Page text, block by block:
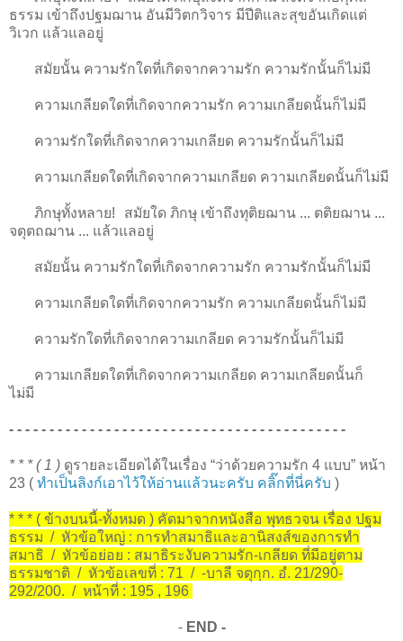
ธรรม เข้าถึงปฐมฌาน อันมีวิตกวิจาร มีปีติและสุขอันเกิดแต่
วิเวก แล้วแลอยู่
สมัยนั้น ความรักใดที่เกิดจากความรัก ความรักนั้นก็ไม่มี
ความเกลียดใดที่เกิดจากความรัก ความเกลียดนั้นก็ไม่มี
ความรักใดที่เกิดจากความเกลียด ความรักนั้นก็ไม่มี
ความเกลียดใดที่เกิดจากความเกลียด ความเกลียดนั้นก็ไม่มี
ภิกษุทั้งหลาย! สมัยใด ภิกษุ เข้าถึงทุติยฌาน ... ตติยฌาน ...
จตุตถฌาน ... แล้วแลอยู่
สมัยนั้น ความรักใดที่เกิดจากความรัก ความรักนั้นก็ไม่มี
ความเกลียดใดที่เกิดจากความรัก ความเกลียดนั้นก็ไม่มี
ความรักใดที่เกิดจากความเกลียด ความรักนั้นก็ไม่มี
ความเกลียดใดที่เกิดจากความเกลียด ความเกลียดนั้นก็
ไม่มี
- - - - - - - - - - - - - - - - - - - - - - - - - - - - - - - - - - - - - - - - - -
* * * ( 1 ) ดูรายละเอียดได้ในเรื่อง “ว่าด้วยความรัก 4 แบบ” หน้า
23 ( ทำเป็นลิงก์เอาไว้ให้อ่านแล้วนะครับ คลิ๊กที่นี่ครับ )
* * * ( ข้างบนนี้-ทั้งหมด ) คัดมาจากหนังสือ พุทธวจน เรื่อง ปฐม
ธรรม / หัวข้อใหญ่ : การทำสมาธิและอานิสงส์ของการทำ
สมาธิ / หัวข้อย่อย : สมาธิระงับความรัก-เกลียด ที่มีอยู่ตาม
ธรรมชาติ / หัวข้อเลขที่ : 71 / -บาลี จตุกฺก. อํ. 21/290-
292/200. / หน้าที่ : 195 , 196
-END -